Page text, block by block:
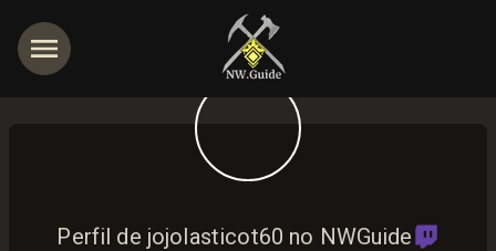
Perfil de jojolasticot60 no NWGuide